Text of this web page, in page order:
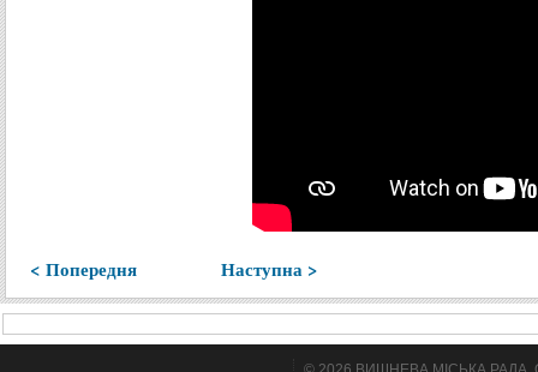
< Попередня Наступна >